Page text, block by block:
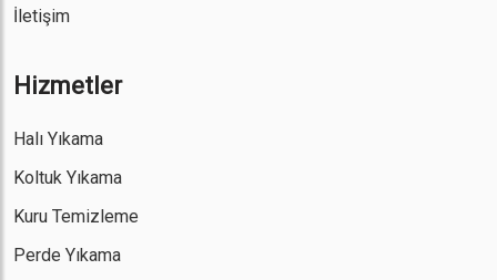
İletişim
Hizmetler
Halı Yıkama
Koltuk Yıkama
Kuru Temizleme
Perde Yıkama